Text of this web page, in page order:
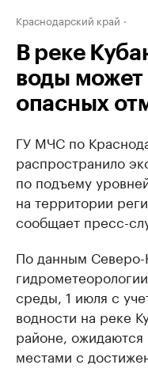
Краснодарский край
В реке
воды может
опасных
ГУ МЧС по
распространило
по подъему
на территории
сообщает пресс-
По данным Северо-
среды, 1 июля с
водности на реке
районе,
местами с